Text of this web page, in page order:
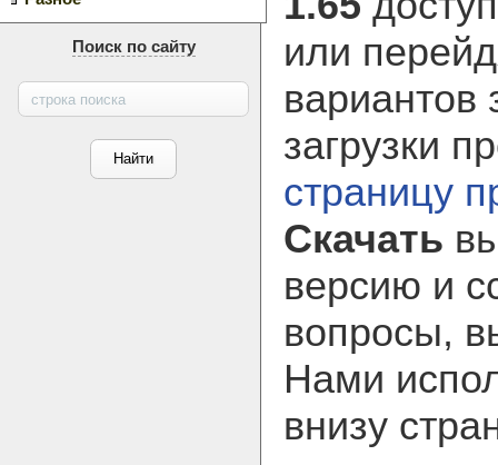
Поиск по сайту
или
вариантов
загрузки
страницу
Скачать
версию и
вопросы,
Нами
внизу